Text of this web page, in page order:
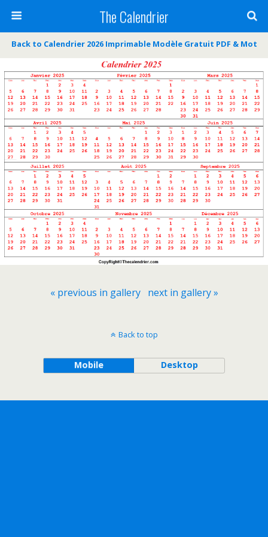
The Calendrier
Back to Calendrier 2026 Imprimable Modèle Gratuit PDF & Mot
« previous in gallery next in gallery »
Back to top
Mobile Desktop